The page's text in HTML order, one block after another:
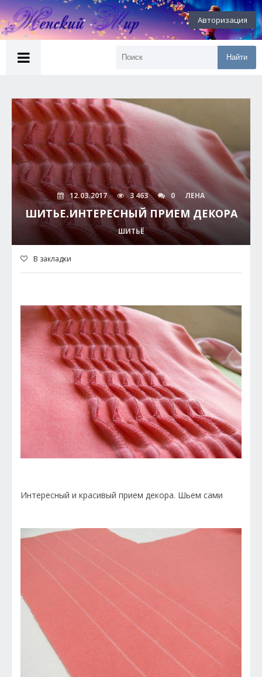
Авторизация
Найти
12.03.2017 3 463 0 ЛЕНА
ШИТЬЕ.ИНТЕРЕСНЫЙ ПРИЕМ ДЕКОРА
ШИТЬЁ
В закладки
Интересный и красивый прием декора. Шьем сами